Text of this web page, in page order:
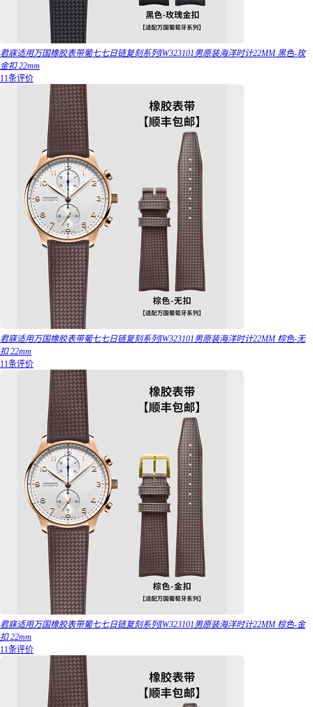
君寐适用万国橡胶表带葡七七日链复刻系列IW323101男原装海洋时计22MM 黑色-玫
金扣 22mm
11条评价
君寐适用万国橡胶表带葡七七日链复刻系列IW323101男原装海洋时计22MM 棕色-无
扣 22mm
11条评价
君寐适用万国橡胶表带葡七七日链复刻系列IW323101男原装海洋时计22MM 棕色-金
扣 22mm
11条评价